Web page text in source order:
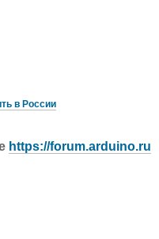
в России
https://forum.arduino.ru